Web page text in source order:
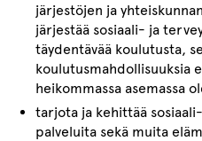
järjestöjen ja
järjestää sosiaali- ja
täydentävää koulutusta,
koulutusmahdollisuuksia
heikommassa asemassa
tarjota ja kehittää
palveluita sekä muita